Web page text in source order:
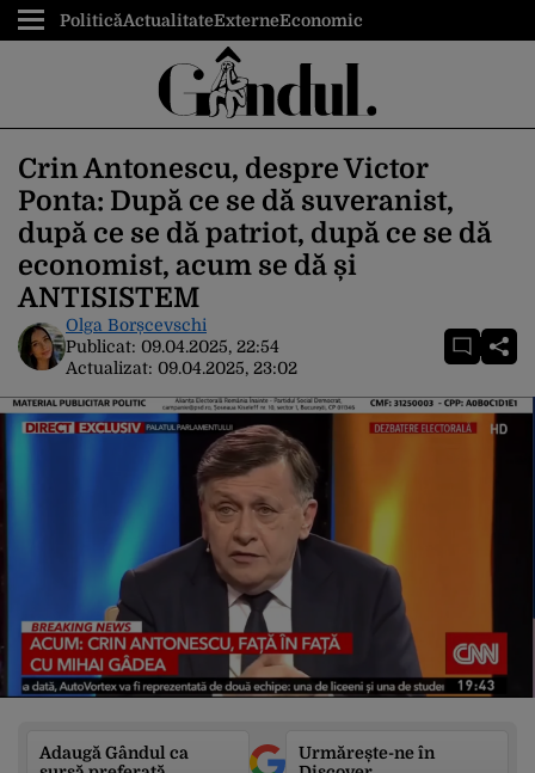
PoliticăActualitateExterneEconomic
Crin Antonescu, despre Victor
Ponta: După ce se dă suveranist,
după ce se dă patriot, după ce se dă
economist, acum se dă și
ANTISISTEM
Olga Borșcevschi
Publicat: 09.04.2025, 22:54
Actualizat: 09.04.2025, 23:02
Adaugă Gândul ca
Urmărește-ne în